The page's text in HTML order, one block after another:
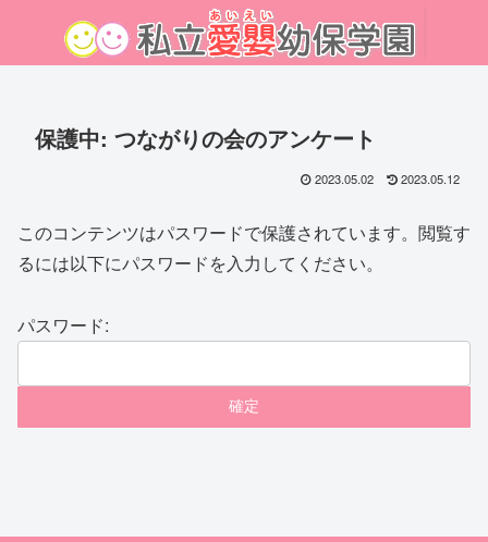
保護中: つながりの会のアンケート
2023.05.02 2023.05.12
このコンテンツはパスワードで保護されています。閲覧す
るには以下にパスワードを入力してください。
パスワード: